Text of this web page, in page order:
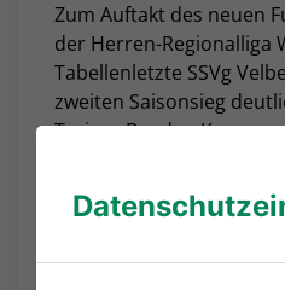
Zum Auftakt des neuen
der Herren-Regionalliga
Tabellenletzte SSVg
zweiten Saisonsieg
Trainer Bogdan
Nachholbegegnung der
Dabei gerieten die